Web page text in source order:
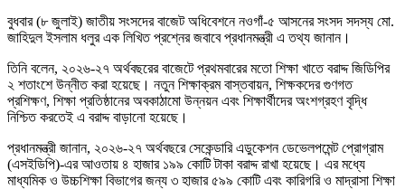
বুধবার (৮ জুলাই) জাতীয় সংসদের বাজেট অধিবেশনে নওগাঁ-৫ আসনের সংসদ সদস্য মো.
জাহিদুল ইসলাম ধলুর এক লিখিত প্রশ্নের জবাবে প্রধানমন্ত্রী এ তথ্য জানান।
তিনি বলেন, ২০২৬-২৭ অর্থবছরের বাজেটে প্রথমবারের মতো শিক্ষা খাতে বরাদ্দ জিডিপির
২ শতাংশে উন্নীত করা হয়েছে। নতুন শিক্ষাক্রম বাস্তবায়ন, শিক্ষকদের গুণগত
প্রশিক্ষণ, শিক্ষা প্রতিষ্ঠানের অবকাঠামো উন্নয়ন এবং শিক্ষার্থীদের অংশগ্রহণ বৃদ্ধি
নিশ্চিত করতেই এ বরাদ্দ বাড়ানো হয়েছে।
প্রধানমন্ত্রী জানান, ২০২৬-২৭ অর্থবছরে সেকেন্ডারি এডুকেশন ডেভেলপমেন্ট প্রোগ্রাম
(এসইডিপি)-এর আওতায় ৪ হাজার ১৯৯ কোটি টাকা বরাদ্দ রাখা হয়েছে। এর মধ্যে
মাধ্যমিক ও উচ্চশিক্ষা বিভাগের জন্য ৩ হাজার ৫৯৯ কোটি এবং কারিগরি ও মাদ্রাসা শিক্ষা